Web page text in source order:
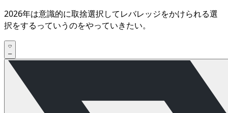
2026年は意識的に取捨選択してレバレッジをかけられる選
択をするっていうのをやっていきたい。
–